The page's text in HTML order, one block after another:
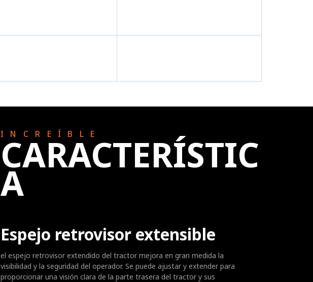
INCREÍBLE
CARACTERÍSTIC
A
Espejo retrovisor extensible
el espejo retrovisor extendido del tractor mejora en gran medida la
visibilidad y la seguridad del operador. Se puede ajustar y extender para
proporcionar una visión clara de la parte trasera del tractor y sus